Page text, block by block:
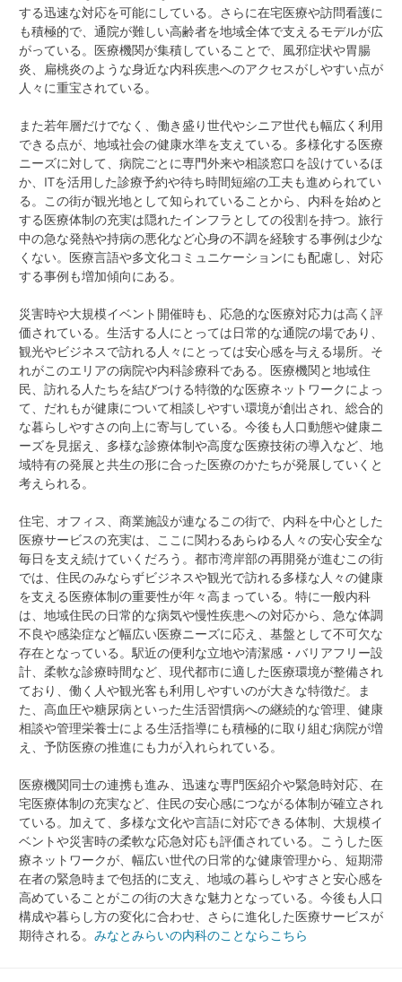
する迅速な対応を可能にしている。さらに在宅医療や訪問看護に
も積極的で、通院が難しい高齢者を地域全体で支えるモデルが広
がっている。医療機関が集積していることで、風邪症状や胃腸
炎、扁桃炎のような身近な内科疾患へのアクセスがしやすい点が
人々に重宝されている。
また若年層だけでなく、働き盛り世代やシニア世代も幅広く利用
できる点が、地域社会の健康水準を支えている。多様化する医療
ニーズに対して、病院ごとに専門外来や相談窓口を設けているほ
か、ITを活用した診療予約や待ち時間短縮の工夫も進められてい
る。この街が観光地として知られていることから、内科を始めと
する医療体制の充実は隠れたインフラとしての役割を持つ。旅行
中の急な発熱や持病の悪化など心身の不調を経験する事例は少な
くない。医療言語や多文化コミュニケーションにも配慮し、対応
する事例も増加傾向にある。
災害時や大規模イベント開催時も、応急的な医療対応力は高く評
価されている。生活する人にとっては日常的な通院の場であり、
観光やビジネスで訪れる人々にとっては安心感を与える場所。そ
れがこのエリアの病院や内科診療科である。医療機関と地域住
民、訪れる人たちを結びつける特徴的な医療ネットワークによっ
て、だれもが健康について相談しやすい環境が創出され、総合的
な暮らしやすさの向上に寄与している。今後も人口動態や健康ニ
ーズを見据え、多様な診療体制や高度な医療技術の導入など、地
域特有の発展と共生の形に合った医療のかたちが発展していくと
考えられる。
住宅、オフィス、商業施設が連なるこの街で、内科を中心とした
医療サービスの充実は、ここに関わるあらゆる人々の安心安全な
毎日を支え続けていくだろう。都市湾岸部の再開発が進むこの街
では、住民のみならずビジネスや観光で訪れる多様な人々の健康
を支える医療体制の重要性が年々高まっている。特に一般内科
は、地域住民の日常的な病気や慢性疾患への対応から、急な体調
不良や感染症など幅広い医療ニーズに応え、基盤として不可欠な
存在となっている。駅近の便利な立地や清潔感・バリアフリー設
計、柔軟な診療時間など、現代都市に適した医療環境が整備され
ており、働く人や観光客も利用しやすいのが大きな特徴だ。ま
た、高血圧や糖尿病といった生活習慣病への継続的な管理、健康
相談や管理栄養士による生活指導にも積極的に取り組む病院が増
え、予防医療の推進にも力が入れられている。
医療機関同士の連携も進み、迅速な専門医紹介や緊急時対応、在
宅医療体制の充実など、住民の安心感につながる体制が確立され
ている。加えて、多様な文化や言語に対応できる体制、大規模イ
ベントや災害時の柔軟な応急対応も評価されている。こうした医
療ネットワークが、幅広い世代の日常的な健康管理から、短期滞
在者の緊急時まで包括的に支え、地域の暮らしやすさと安心感を
高めていることがこの街の大きな魅力となっている。今後も人口
構成や暮らし方の変化に合わせ、さらに進化した医療サービスが
期待される。 みなとみらいの内科のことならこちら